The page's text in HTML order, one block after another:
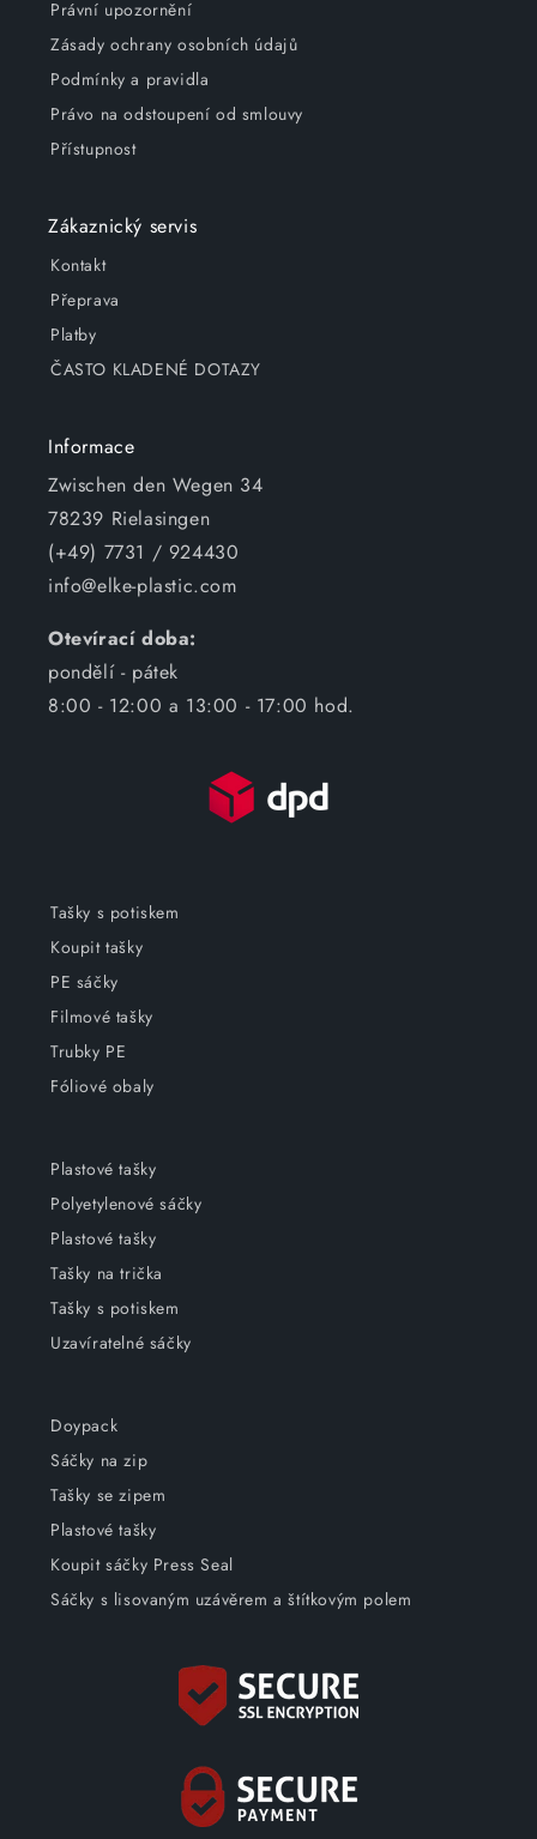
Právní upozornění
Zásady ochrany osobních údajů
Podmínky a pravidla
Právo na odstoupení od smlouvy
Přístupnost
Zákaznický servis
Kontakt
Přeprava
Platby
ČASTO KLADENÉ DOTAZY
Informace
Zwischen den Wegen 34
78239 Rielasingen
(+49) 7731 / 924430
info@elke-plastic.com
Otevírací doba:
pondělí - pátek
8:00 - 12:00 a 13:00 - 17:00 hod.
Tašky s potiskem
Koupit tašky
PE sáčky
Filmové tašky
Trubky PE
Fóliové obaly
Plastové tašky
Polyetylenové sáčky
Plastové tašky
Tašky na trička
Tašky s potiskem
Uzavíratelné sáčky
Doypack
Sáčky na zip
Tašky se zipem
Plastové tašky
Koupit sáčky Press Seal
Sáčky s lisovaným uzávěrem a štítkovým polem